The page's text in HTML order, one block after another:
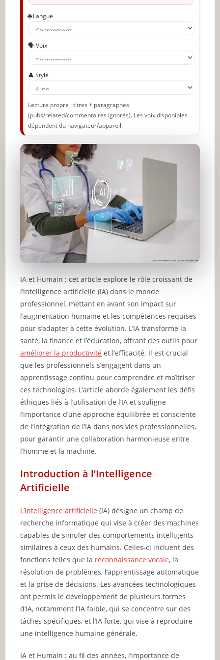
Partager l'amour
🌐 Langue
🗣️ Voix
👤 Style
Lecture propre : titres + paragraphes
(pubs/related/commentaires ignorés). Les voix disponibles
dépendent du navigateur/appareil.
IA et Humain : cet article explore le rôle croissant de
l’intelligence artificielle (IA) dans le monde
professionnel, mettant en avant son impact sur
l’augmentation humaine et les compétences requises
pour s’adapter à cette évolution. L’IA transforme la
santé, la finance et l’éducation, offrant des outils pour
améliorer la productivité et l’efficacité. Il est crucial
que les professionnels s’engagent dans un
apprentissage continu pour comprendre et maîtriser
ces technologies. L’article aborde également les défis
éthiques liés à l’utilisation de l’IA et souligne
l’importance d’une approche équilibrée et consciente
de l’intégration de l’IA dans nos vies professionnelles,
pour garantir une collaboration harmonieuse entre
l’homme et la machine.
Introduction à l’Intelligence
Artificielle
L’intelligence artificielle (IA) désigne un champ de
recherche informatique qui vise à créer des machines
capables de simuler des comportements intelligents
similaires à ceux des humains. Celles-ci incluent des
fonctions telles que la reconnaissance vocale, la
résolution de problèmes, l’apprentissage automatique
et la prise de décisions. Les avancées technologiques
ont permis le développement de plusieurs formes
d’IA, notamment l’IA faible, qui se concentre sur des
tâches spécifiques, et l’IA forte, qui vise à reproduire
une intelligence humaine générale.
IA et Humain : au fil des années, l’importance de